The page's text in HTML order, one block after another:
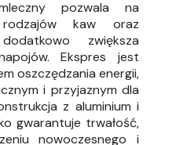
pozwala na
kaw oraz
zwiększa
Ekspres jest
oszczędzania energii,
i przyjaznym dla
z aluminium i
gwarantuje trwałość,
nowoczesnego i